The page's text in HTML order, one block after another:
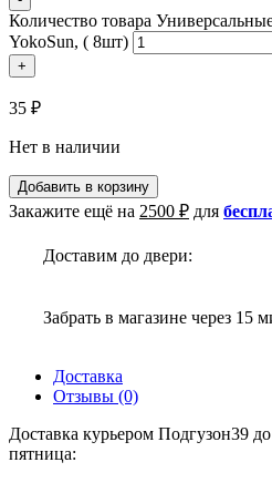
Количество товара
YokoSun, ( 8шт)
+
35 ₽
Нет в наличии
Добавить в корзину
Закажите ещё на 2500 ₽ для
Доставим до двери:
Забрать в магазине через 15
Доставка
Отзывы (0)
Доставка курьером Подгузон39
пятница: